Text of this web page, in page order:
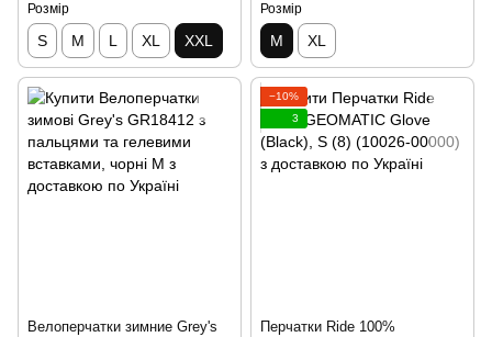
Розмір
S M L XL XXL
Розмір
M XL
Велоперчатки зимние Grey's
−10%
3
Перчатки Ride 100%